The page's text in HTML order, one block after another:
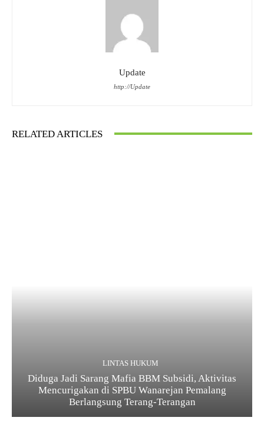
Update
http://Update
RELATED ARTICLES
LINTAS HUKUM
Diduga Jadi Sarang Mafia BBM Subsidi, Aktivitas
Mencurigakan di SPBU Wanarejan Pemalang
Berlangsung Terang-Terangan